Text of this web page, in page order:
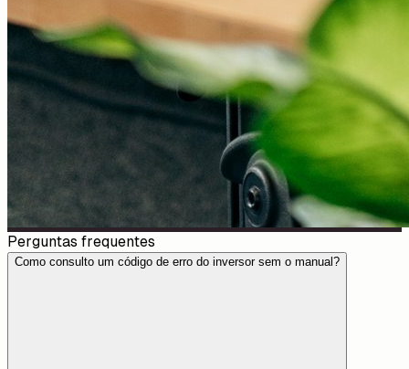
Perguntas frequentes
Como consulto um código de erro do inversor sem o manual?